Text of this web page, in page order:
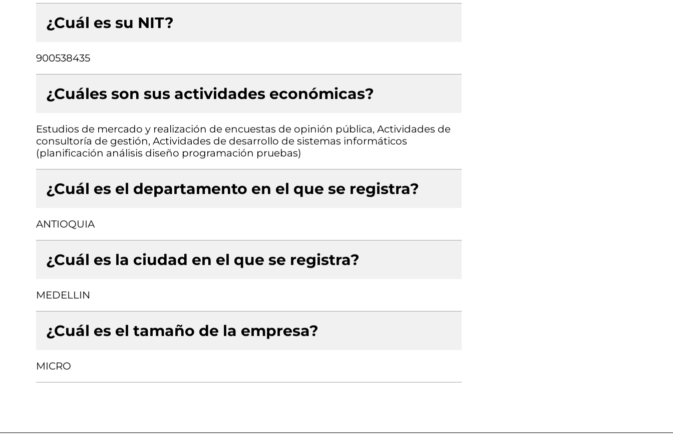
¿Cuál es su NIT?
900538435
¿Cuáles son sus actividades económicas?
Estudios de mercado y realización de encuestas de opinión pública, Actividades de
consultoría de gestión, Actividades de desarrollo de sistemas informáticos
(planificación análisis diseño programación pruebas)
¿Cuál es el departamento en el que se registra?
ANTIOQUIA
¿Cuál es la ciudad en el que se registra?
MEDELLIN
¿Cuál es el tamaño de la empresa?
MICRO